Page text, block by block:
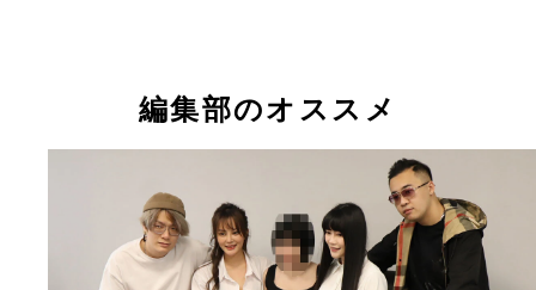
慣病』（中央公論新社）など
編集部のオススメ